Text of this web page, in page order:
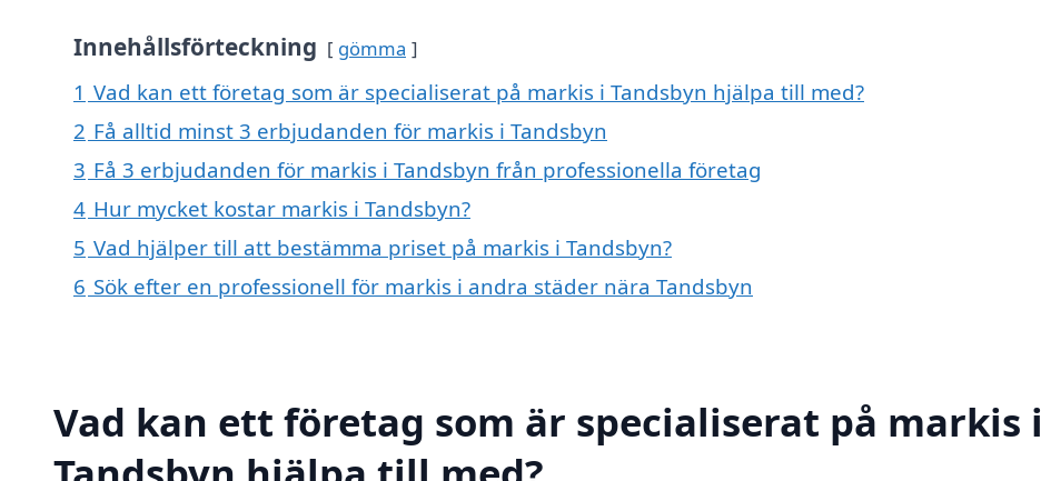
Innehållsförteckning gömma
1 Vad kan ett företag som är specialiserat på markis i Tandsbyn hjälpa till med?
2 Få alltid minst 3 erbjudanden för markis i Tandsbyn
3 Få 3 erbjudanden för markis i Tandsbyn från professionella företag
4 Hur mycket kostar markis i Tandsbyn?
5 Vad hjälper till att bestämma priset på markis i Tandsbyn?
6 Sök efter en professionell för markis i andra städer nära Tandsbyn
Vad kan ett företag som är specialiserat på markis i